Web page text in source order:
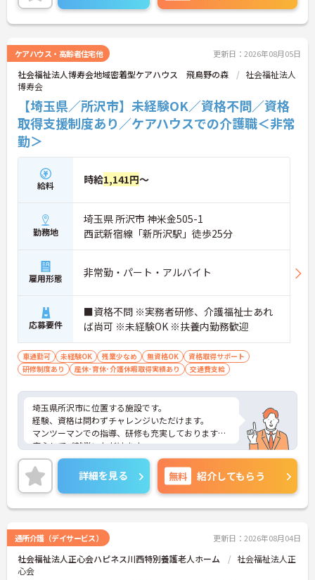
ケアハウス・高齢者住宅他 更新日：2026年08月05日
社会福祉法人博寿会地域密着型ケアハウス 飛鳥野の森
社会福祉法人
博寿会
【埼玉県／所沢市】未経験OK／資格不問／資格
取得支援制度あり／ケアハウスでの介護職＜非常
勤＞
給料 時給1,141円～
勤務地
埼玉県 所沢市 神米金505-1
西武新宿線「新所沢駅」徒歩25分
雇用形態 非常勤・パート・アルバイト
応募要件
■資格不問 ※実務者研修、介護福祉士あれ
ば尚可 ※未経験OK ※扶養内勤務歓迎
車通勤可 未経験OK 残業少なめ 無資格OK
資格取得サポート
研修制度あり
産休･育休･介護休暇取得実績あり 交通費支給
埼玉県所沢市に位置する施設です。
経験、資格は問わずチャレンジいただけます。
マンツーマンでの指導、研修も充実しておりますで
安心してご就業いただけます。
ご興味ある方には、面接対策ポイントなど、さらに
詳細をお話しいたしますのでお気軽にご相談くださ
い！
詳細を見る 無料 紹介してもらう
通所介護（デイサービス） 更新日：2026年08月04日
社会福祉法人正心会ハピネス川西特別養護老人ホーム
社会福祉法人正
心会